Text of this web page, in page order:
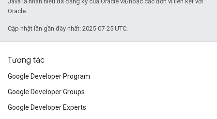
Oracle.
Cập nhật lần gần đây nhất: 2025-07-25 UTC.
Tương tác
Google Developer Program
Google Developer Groups
Google Developer Experts